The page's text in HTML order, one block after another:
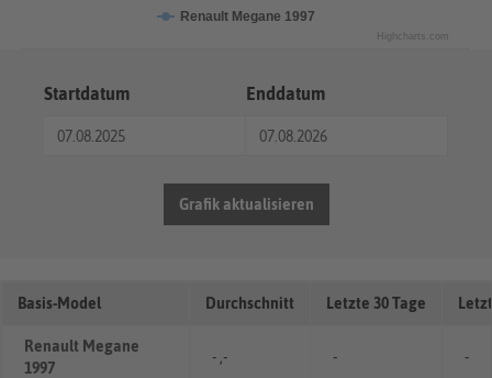
Renault Megane 1997
Highcharts.com
Startdatum Enddatum
Grafik aktualisieren
Basis-Model Durchschnitt Letzte 30 Tage
Renault Megane
1997
- ,- - -